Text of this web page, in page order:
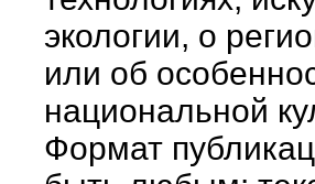
экологии, о
или об
национальной
Формат